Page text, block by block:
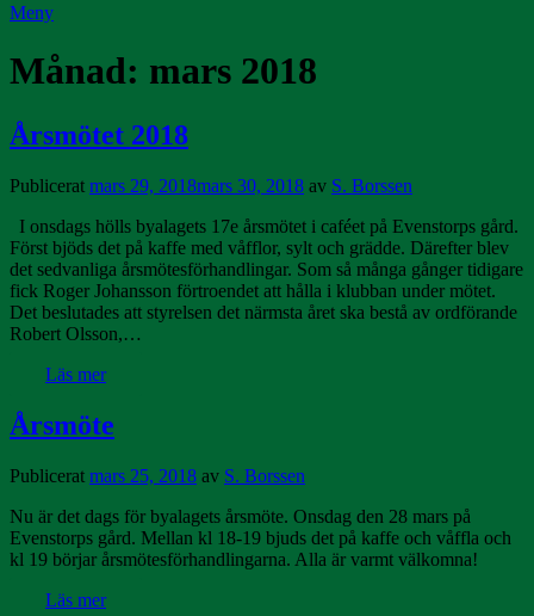
Meny
Månad: mars 2018
Årsmötet 2018
Publicerat mars 29, 2018mars 30, 2018 av S. Borssen
I onsdags hölls byalagets 17e årsmötet i caféet på Evenstorps gård.
Först bjöds det på kaffe med våfflor, sylt och grädde. Därefter blev
det sedvanliga årsmötesförhandlingar. Som så många gånger tidigare
fick Roger Johansson förtroendet att hålla i klubban under mötet.
Det beslutades att styrelsen det närmsta året ska bestå av ordförande
Robert Olsson,…
Läs mer
Årsmöte
Publicerat mars 25, 2018 av S. Borssen
Nu är det dags för byalagets årsmöte. Onsdag den 28 mars på
Evenstorps gård. Mellan kl 18-19 bjuds det på kaffe och våffla och
kl 19 börjar årsmötesförhandlingarna. Alla är varmt välkomna!
Läs mer